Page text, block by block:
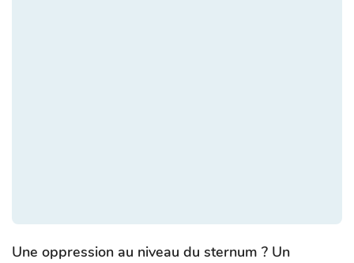
Une oppression au niveau du sternum ? Un